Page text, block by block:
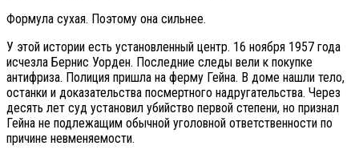
Формула сухая. Поэтому она сильнее.
У этой истории есть установленный центр. 16 ноября 1957 года
исчезла Бернис Уорден. Последние следы вели к покупке
антифриза. Полиция пришла на ферму Гейна. В доме нашли тело,
останки и доказательства посмертного надругательства. Через
десять лет суд установил убийство первой степени, но признал
Гейна не подлежащим обычной уголовной ответственности по
причине невменяемости.